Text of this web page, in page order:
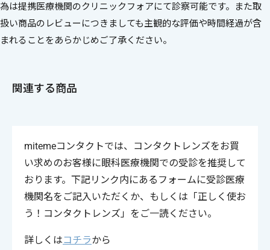
為は提携医療機関のクリニックフォアにて診察可能です。また取
扱い商品のレビューにつきましても主観的な評価や時間経過が含
まれることをあらかじめご了承ください。
関連する商品
mitemeコンタクトでは、コンタクトレンズをお買
い求めのお客様に眼科医療機関での受診を推奨して
おります。下記リンク内にあるフォームに受診医療
機関名をご記入いただくか、もしくは「正しく使お
う！コンタクトレンズ」をご一読ください。
詳しくはコチラから